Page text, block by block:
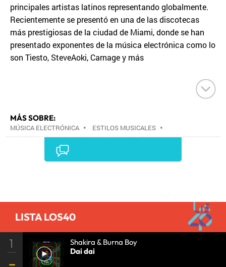
principales artistas latinos representando globalmente.
Recientemente se presentó en una de las discotecas
más prestigiosas de la ciudad de Miami, donde se han
presentado exponentes de la música electrónica como lo
son Tiesto, SteveAoki, Carnage y más
MÁS SOBRE:
MÚSICA ELECTRÓNICA • ESTILOS MUSICALES •
•
LISTA LOS40
1
Shakira & Burna Boy
Dai dai